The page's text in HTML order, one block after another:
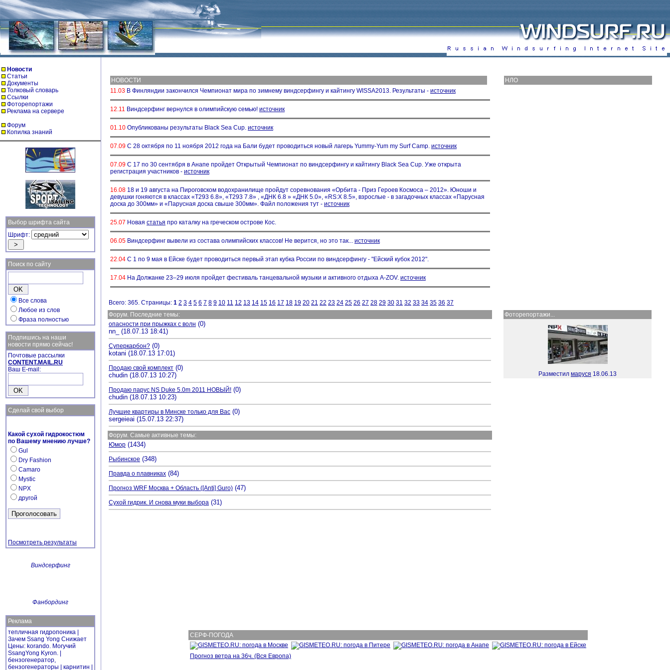
Новости
Статьи
Документы
Толковый словарь
Ссылки
Фоторепортажи
Реклама на сервере
Форум
Копилка знаний
Выбор шрифта сайта
Шрифт:
Поиск по сайту
Все слова
Любое из слов
Фраза полностью
Подпишись на наши
новости прямо сейчас!
Почтовые рассылки
CONTENT.MAIL.RU
Ваш E-mail:
Сделай свой выбор
Какой сухой гидрокостюм
по Вашему мнению лучше?
Gul
Dry Fashion
Camaro
Mystic
NPX
другой
Посмотреть результаты
Виндсерфинг
Фанбординг
Реклама
тепличная гидропоника
Зачем Ssang Yong Снижает
Цены: korando. Могучий
SsangYong Kyron. |
бензогенератор,
бензогенераторы
карнитин
НОВОСТИ
11.03 В Финляндии закончился Чемпионат мира по зимнему виндсерфингу и кайтингу WISSA2013. Результаты - источник
12.11 Виндсерфинг вернулся в олимпийскую семью! источник
01.10 Опубликованы результаты Black Sea Cup. источник
07.09 С 28 октября по 11 ноября 2012 года на Бали будет проводиться новый лагерь Yummy-Yum my Surf Camp. источник
07.09 С 17 по 30 сентября в Анапе пройдет Открытый Чемпионат по виндсерфингу и кайтингу Black Sea Cup. Уже открыта
регистрация участников - источник
16.08 18 и 19 августа на Пироговском водохранилище пройдут соревнования «Орбита - Приз Героев Космоса – 2012». Юноши и
девушки гоняются в классах «Т293 6.8», «Т293 7.8» , «ДНК 6.8 » «ДНК 5.0», «RS:X 8.5», взрослые - в загадочных классах «Парусная
доска до 300мм» и «Парусная доска свыше 300мм». Файл положения тут - источник
25.07 Новая статья про каталку на греческом острове Кос.
06.05 Виндсерфинг вывели из состава олимпийских классов! Не верится, но это так... источник
22.04 С 1 по 9 мая в Ейске будет проводиться первый этап кубка России по виндсерфингу - "Ейский кубок 2012".
17.04 На Должанке 23–29 июля пройдет фестиваль танцевальной музыки и активного отдыха A-ZOV. источник
Всего: 365. Страницы: 1 2 3 4 5 6 7 8 9 10 11 12 13 14 15 16 17 18 19 20 21 22 23 24 25 26 27 28 29 30 31 32 33 34 35 36 37
НЛО
Форум. Последние темы:
опасности при прыжках с волн (0)
nn_ (18.07.13 18:41)
Суперкарбон? (0)
kotani (18.07.13 17:01)
Продаю свой комплект (0)
chudin (18.07.13 10:27)
Продаю парус NS Duke 5.0m 2011 НОВЫЙ! (0)
chudin (18.07.13 10:23)
Лучшие квартиры в Минске только для Вас (0)
sergeieai (15.07.13 22:37)
Форум. Самые активные темы:
Юмор (1434)
Рыбинское (348)
Правда о плавниках (84)
Прогноз WRF Москва + Область ([Anti] Guro) (47)
Сухой гидрик. И снова муки выбора (31)
Фоторепортажи...
Разместил маруся 18.06.13
СЕРФ-ПОГОДА
Прогноз ветра на 36ч. (Вся Европа)